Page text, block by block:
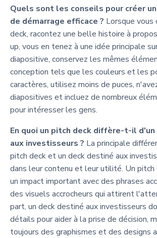
Quels sont les conseils pour créer
de démarrage efficace ? Lorsque vous
deck, racontez une belle histoire à
up, vous en tenez à une idée principale
diapositive, conservez les mêmes
conception tels que les couleurs et les
caractères, utilisez moins de puces,
diapositives et incluez de nombreux
pour intéresser les gens.
En quoi un pitch deck diffère-t-il
aux investisseurs ? La principale
pitch deck et un deck destiné aux
dans leur contenu et leur utilité. Un pitch
un impact important avec des phrases
des visuels accrocheurs qui attirent
part, un deck destiné aux investisseurs
détails pour aider à la prise de décision,
toujours des graphismes et des designs